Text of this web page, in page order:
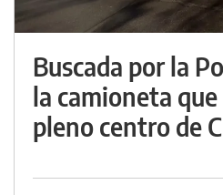
Buscada por la
la camioneta
pleno centro de